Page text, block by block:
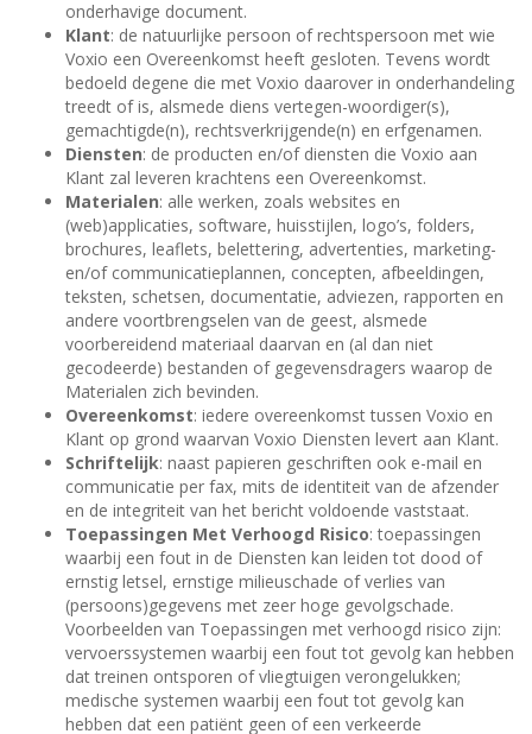
onderhavige document.
Klant: de natuurlijke persoon of rechtspersoon met wie
Voxio een Overeenkomst heeft gesloten. Tevens wordt
bedoeld degene die met Voxio daarover in onderhandeling
treedt of is, alsmede diens vertegen-woordiger(s),
gemachtigde(n), rechtsverkrijgende(n) en erfgenamen.
Diensten: de producten en/of diensten die Voxio aan
Klant zal leveren krachtens een Overeenkomst.
Materialen: alle werken, zoals websites en
(web)applicaties, software, huisstijlen, logo’s, folders,
brochures, leaflets, belettering, advertenties, marketing-
en/of communicatieplannen, concepten, afbeeldingen,
teksten, schetsen, documentatie, adviezen, rapporten en
andere voortbrengselen van de geest, alsmede
voorbereidend materiaal daarvan en (al dan niet
gecodeerde) bestanden of gegevensdragers waarop de
Materialen zich bevinden.
Overeenkomst: iedere overeenkomst tussen Voxio en
Klant op grond waarvan Voxio Diensten levert aan Klant.
Schriftelijk: naast papieren geschriften ook e-mail en
communicatie per fax, mits de identiteit van de afzender
en de integriteit van het bericht voldoende vaststaat.
Toepassingen Met Verhoogd Risico: toepassingen
waarbij een fout in de Diensten kan leiden tot dood of
ernstig letsel, ernstige milieuschade of verlies van
(persoons)gegevens met zeer hoge gevolgschade.
Voorbeelden van Toepassingen met verhoogd risico zijn:
vervoerssystemen waarbij een fout tot gevolg kan hebben
dat treinen ontsporen of vliegtuigen verongelukken;
medische systemen waarbij een fout tot gevolg kan
hebben dat een patiënt geen of een verkeerde